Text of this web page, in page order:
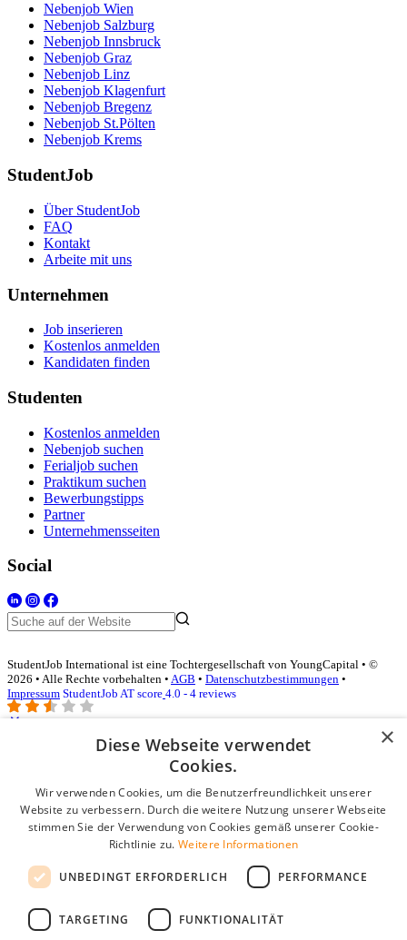
Nebenjob Wien
Nebenjob Salzburg
Nebenjob Innsbruck
Nebenjob Graz
Nebenjob Linz
Nebenjob Klagenfurt
Nebenjob Bregenz
Nebenjob St.Pölten
Nebenjob Krems
StudentJob
Über StudentJob
FAQ
Kontakt
Arbeite mit uns
Unternehmen
Job inserieren
Kostenlos anmelden
Kandidaten finden
Studenten
Kostenlos anmelden
Nebenjob suchen
Ferialjob suchen
Praktikum suchen
Bewerbungstipps
Partner
Unternehmensseiten
Social
StudentJob International ist eine Tochtergesellschaft von YoungCapital • ©
2026 • Alle Rechte vorbehalten • AGB • Datenschutzbestimmungen •
Impressum StudentJob AT score 4.0 - 4 reviews
Login für Unternehmen
E-Mail*
Passwort
Angemeldet bleiben
Passwort vergessen?
×
Diese Webseite verwendet
Cookies.
Wir verwenden Cookies, um die Benutzerfreundlichkeit unserer
Website zu verbessern. Durch die weitere Nutzung unserer Webseite
stimmen Sie der Verwendung von Cookies gemäß unserer Cookie-
Richtlinie zu. Weitere Informationen
UNBEDINGT ERFORDERLICH PERFORMANCE
TARGETING FUNKTIONALITÄT